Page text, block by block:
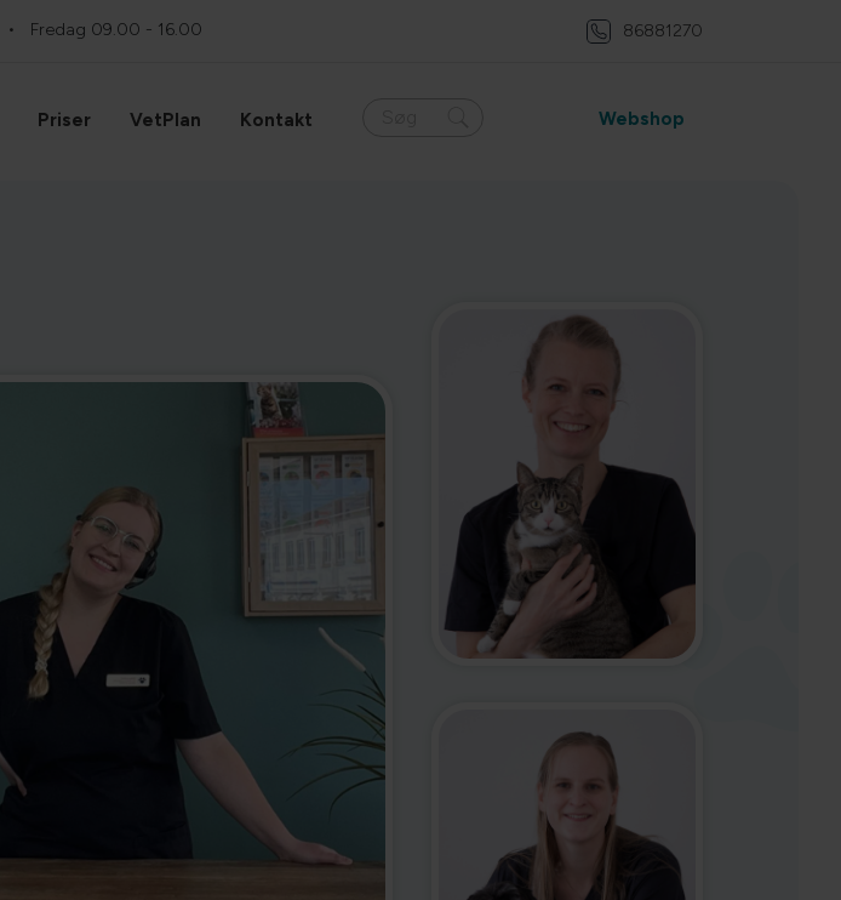
Fredag 09.00 - 16.00 86881270
Priser VetPlan Kontakt Webshop